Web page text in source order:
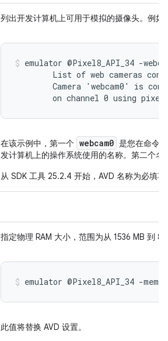
列出开发计算机上可用于模拟的摄像头。例如
emulator @Pixel8_API_34 -
List of web cameras
Camera 'webcam0' is
on channel 0 using
在该示例中，第一个 webcam0 是您在命令
发计算机上的操作系统使用的名称。第二个名
从 SDK 工具 25.2.4 开始，AVD 名称为必填项
指定物理 RAM 大小，范围为从 1536 MB 到
emulator @Pixel8_API_34 -
此值将替换 AVD 设置。